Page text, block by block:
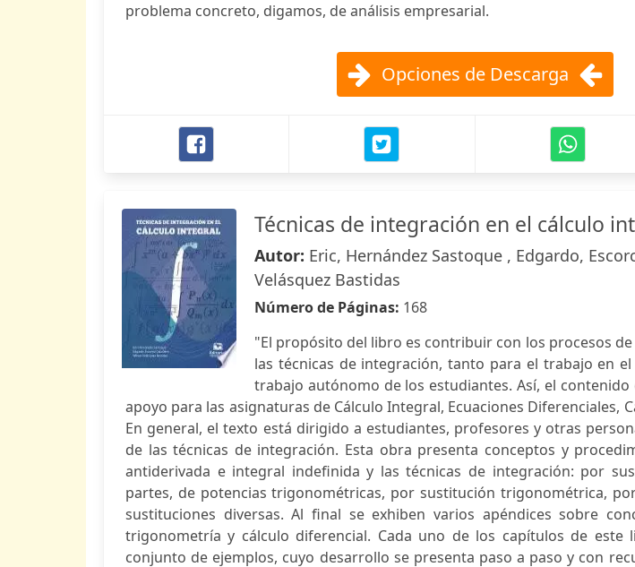
problema concreto, digamos, de análisis empresarial.
Opciones de Descarga
Técnicas de integración en el cálculo
Autor: Eric, Hernández Sastoque , Edgardo,
Velásquez Bastidas
Número de Páginas: 168
"El propósito del libro es contribuir con los procesos
las técnicas de integración, tanto para el trabajo en
trabajo autónomo de los estudiantes. Así, el
apoyo para las asignaturas de Cálculo Integral, Ecuaciones Diferenciales,
En general, el texto está dirigido a estudiantes, profesores y otras
de las técnicas de integración. Esta obra presenta conceptos y
antiderivada e integral indefinida y las técnicas de integración: por
partes, de potencias trigonométricas, por sustitución trigonométrica,
sustituciones diversas. Al final se exhiben varios apéndices sobre
trigonometría y cálculo diferencial. Cada uno de los capítulos de
conjunto de ejemplos, cuyo desarrollo se presenta paso a paso y con